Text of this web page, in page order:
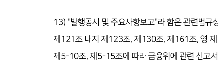
13) "발행공시 및 주요사항보고"라 함은 관련법규
제121조 내지 제123조, 제130조, 제161조, 영
제5-10조, 제5-15조에 따라 금융위에 관련 신고